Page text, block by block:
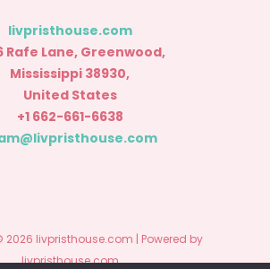
livpristhouse.com
Rafe Lane, Greenwood,
Mississippi 38930,
United States
+1 662-661-6638
livpristhouse.com | Powered by
livpristhouse.com